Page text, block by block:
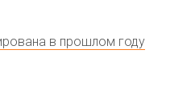
в прошлом году